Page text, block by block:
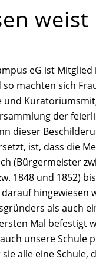
weist
eG ist
so machten sich
und
der
dieser
ist, dass die
(Bürgermeister
1848 und 1852)
hingewiesen
als auch
Mal befestigt
unsere Schule
alle eine